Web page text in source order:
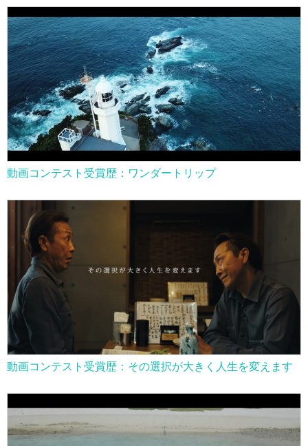
動画コンテスト受賞歴：ワンダートリップ
動画コンテスト受賞歴：その選択が大きく人生を変えます